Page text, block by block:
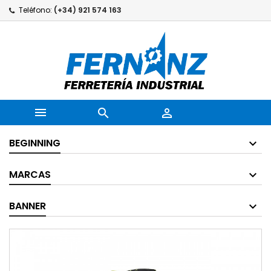
Teléfono: (+34) 921 574 163
  
BEGINNING
MARCAS
BANNER